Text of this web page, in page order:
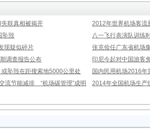
联真相被揭开
2012年世界机场客流
坠毁
八一飞行表演队训练
现疑似碎片
张克俭任广东省机场
调查报告公布
印尼今起对中国游客
坠毁在距搜索地5000公里处
国内民用机场2016年
流节能减排 “机场碳管理”成明
2014年全国机场生产